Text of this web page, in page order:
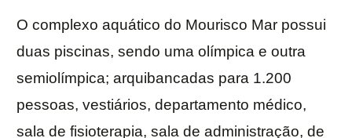
O complexo aquático do Mourisco Mar possui
duas piscinas, sendo uma olímpica e outra
semiolímpica; arquibancadas para 1.200
pessoas, vestiários, departamento médico,
sala de fisioterapia, sala de administração, de